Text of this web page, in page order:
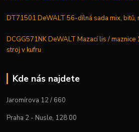
DT71501 DeWALT 56-dílná sada mix, bitů,
DCGG571NK DeWALT Mazací lis /
stroj v kufru
Kde nás najdete
Jaromírova 12 / 660
Praha 2 - Nusle, 128 00